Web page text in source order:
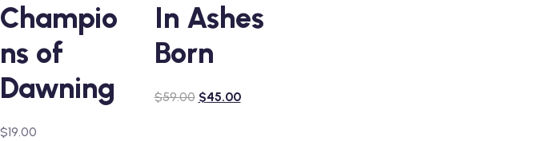
Champio
ns of
Dawning
$19.00
In Ashes
Born
$59.00 $45.00